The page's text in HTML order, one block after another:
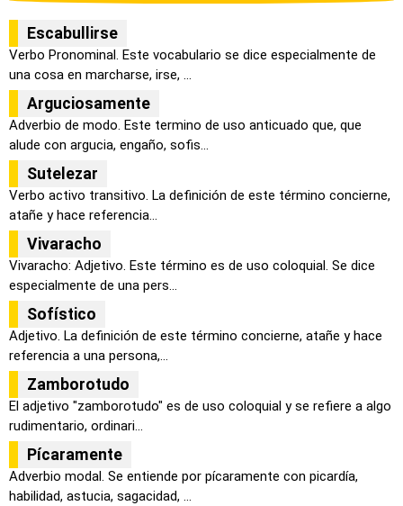
Escabullirse
Verbo Pronominal. Este vocabulario se dice especialmente de
una cosa en marcharse, irse, ...
Arguciosamente
Adverbio de modo. Este termino de uso anticuado que, que
alude con argucia, engaño, sofis...
Sutelezar
Verbo activo transitivo. La definición de este término concierne,
atañe y hace referencia...
Vivaracho
Vivaracho: Adjetivo. Este término es de uso coloquial. Se dice
especialmente de una pers...
Sofístico
Adjetivo. La definición de este término concierne, atañe y hace
referencia a una persona,...
Zamborotudo
El adjetivo "zamborotudo" es de uso coloquial y se refiere a algo
rudimentario, ordinari...
Pícaramente
Adverbio modal. Se entiende por pícaramente con picardía,
habilidad, astucia, sagacidad, ...